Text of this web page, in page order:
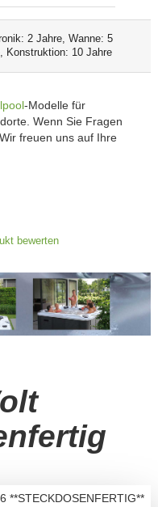
2 Jahre, Wanne: 5
Konstruktion: 10 Jahre
-Modelle für
Wenn Sie Fragen
freuen uns auf Ihre
bewerten